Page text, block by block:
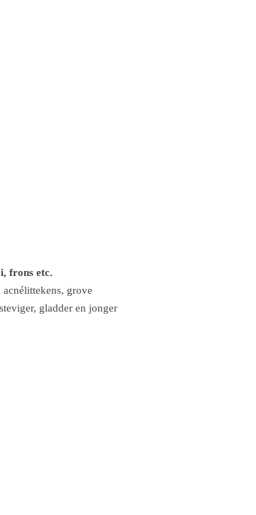
frons etc.
grove
gladder en jonger